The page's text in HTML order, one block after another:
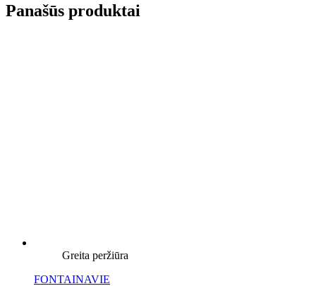
Panašūs produktai
Greita peržiūra
FONTAINAVIE